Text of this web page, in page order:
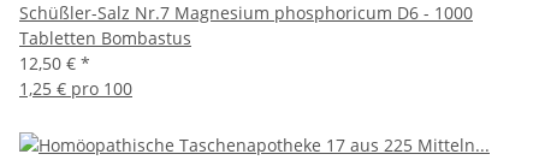
Schüßler-Salz Nr.7 Magnesium phosphoricum D6 - 1000
Tabletten Bombastus
12,50 € *
1,25 € pro 100